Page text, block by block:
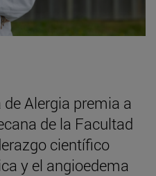
Alergia premia a
de la Facultad
científico
y el angioedema